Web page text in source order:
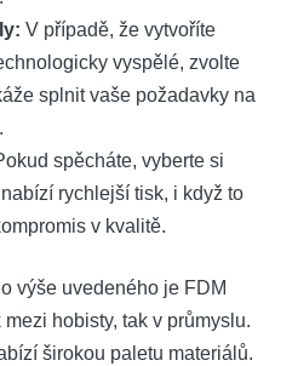
V případě, že vytvoříte
vyspělé, zvolte
splnit vaše požadavky na
spěcháte, vyberte si
rychlejší tisk, i když to
v kvalitě.
výše uvedeného je FDM
hobisty, tak v průmyslu.
širokou paletu materiálů.